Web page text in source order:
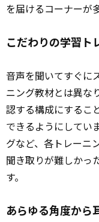
を届けるコーナーが
こだわりの学習ト
音声を聞いてすぐに
ニング教材とは異な
認する構成にするこ
できるようにしてい
グなど、各トレーニ
聞き取りが難しかっ
す。
あらゆる角度から